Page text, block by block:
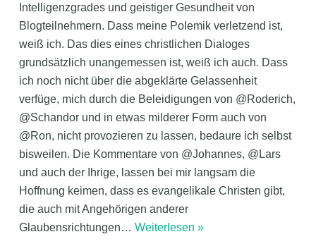
Intelligenzgrades und geistiger Gesundheit von
Blogteilnehmern. Dass meine Polemik verletzend ist,
weiß ich. Das dies eines christlichen Dialoges
grundsätzlich unangemessen ist, weiß ich auch. Dass
ich noch nicht über die abgeklärte Gelassenheit
verfüge, mich durch die Beleidigungen von @Roderich,
@Schandor und in etwas milderer Form auch von
@Ron, nicht provozieren zu lassen, bedaure ich selbst
bisweilen. Die Kommentare von @Johannes, @Lars
und auch der Ihrige, lassen bei mir langsam die
Hoffnung keimen, dass es evangelikale Christen gibt,
die auch mit Angehörigen anderer
Glaubensrichtungen… Weiterlesen »